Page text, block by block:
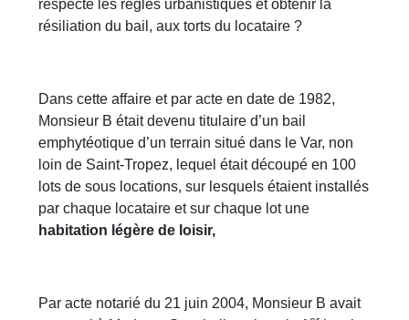
respecté les règles urbanistiques et obtenir la
résiliation du bail, aux torts du locataire ?
Dans cette affaire et par acte en date de 1982,
Monsieur B était devenu titulaire d’un bail
emphytéotique d’un terrain situé dans le Var, non
loin de Saint-Tropez, lequel était découpé en 100
lots de sous locations, sur lesquels étaient installés
par chaque locataire et sur chaque lot une
habitation légère de loisir,
Par acte notarié du 21 juin 2004, Monsieur B avait